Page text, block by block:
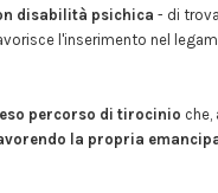
disabilità psichica - di
l'inserimento nel
percorso di tirocinio che,
la propria